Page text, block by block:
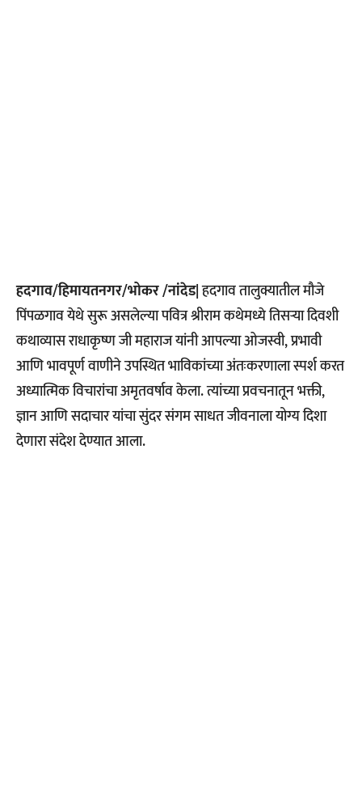
हदगाव/हिमायतनगर/भोकर /नांदेड|हदगाव तालुक्यातील मौजे
पिंपळगाव येथे सुरू असलेल्या पवित्र श्रीराम कथेमध्ये तिसऱ्या दिवशी
कथाव्यास राधाकृष्ण जी महाराज यांनी आपल्या ओजस्वी, प्रभावी
आणि भावपूर्ण वाणीने उपस्थित भाविकांच्या अंतःकरणाला स्पर्श करत
अध्यात्मिक विचारांचा अमृतवर्षाव केला. त्यांच्या प्रवचनातून भक्ती,
ज्ञान आणि सदाचार यांचा सुंदर संगम साधत जीवनाला योग्य दिशा
देणारा संदेश देण्यात आला.